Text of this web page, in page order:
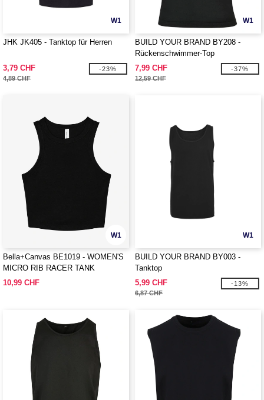
W1
JHK JK405 - Tanktop für Herren
3,79 CHF
4,89 CHF
-23%
W1
BUILD YOUR BRAND BY208 -
Rückenschwimmer-Top
7,99 CHF
12,59 CHF
-37%
W1
Bella+Canvas BE1019 - WOMEN'S
MICRO RIB RACER TANK
10,99 CHF
W1
BUILD YOUR BRAND BY003 -
Tanktop
5,99 CHF
6,87 CHF
-13%